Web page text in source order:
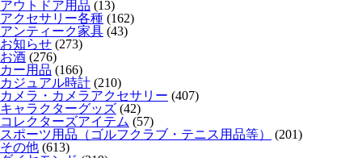
アウトドア用品 (13)
アクセサリー各種 (162)
アンティーク家具 (43)
お知らせ (273)
お酒 (276)
カー用品 (166)
カジュアル時計 (210)
カメラ・カメラアクセサリー (407)
キャラクターグッズ (42)
コレクターズアイテム (57)
スポーツ用品（ゴルフクラブ・テニス用品等）
(201)
その他 (613)